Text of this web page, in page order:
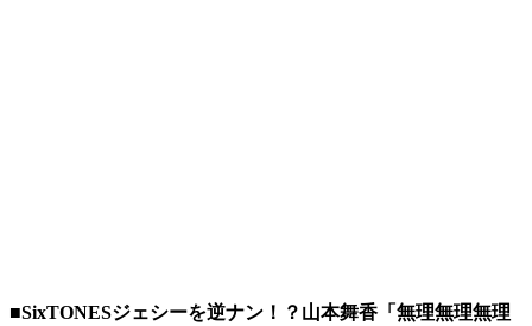
■SixTONESジェシーを逆ナン！？山本舞香「無理無理無理